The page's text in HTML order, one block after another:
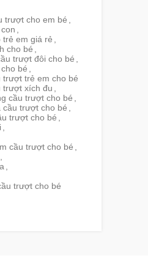
trượt cho em bé ,
,
em giá rẻ ,
cho bé ,
trượt đôi cho bé ,
bé ,
trượt trẻ em cho bé
trượt xích đu ,
cầu trượt cho bé ,
cầu trượt cho bé ,
trượt cho bé ,
,
cầu trượt cho bé ,
,
,
trượt cho bé